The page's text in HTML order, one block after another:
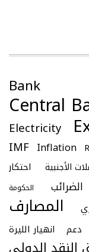
Bank
Central
Electricity
IMF Inflation
احتكار الأجنبية
الحكومة الضرائب
المصارف
انهيار الليرة دعم